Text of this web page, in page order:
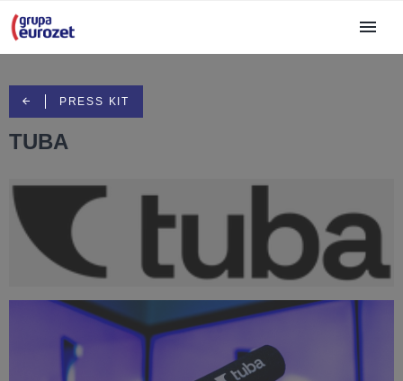
PRESS KIT
TUBA
rsz_tuba-czarne(2).png
4,39 KB